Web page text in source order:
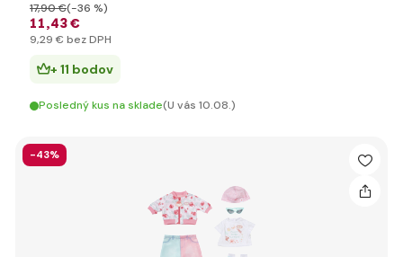
11,43 €
17,90 €(-36 %)
9,29 € bez DPH
+ 11 bodov
Posledný kus na sklade(U vás 10.08.)
-43%